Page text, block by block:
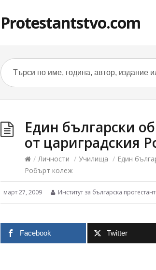
Protestantstvo.com
Един български
от цариградския
/ Личности / Училища / Един
Робърт колеж
март 27, 2009 Институт за българска
Facebook Twitter